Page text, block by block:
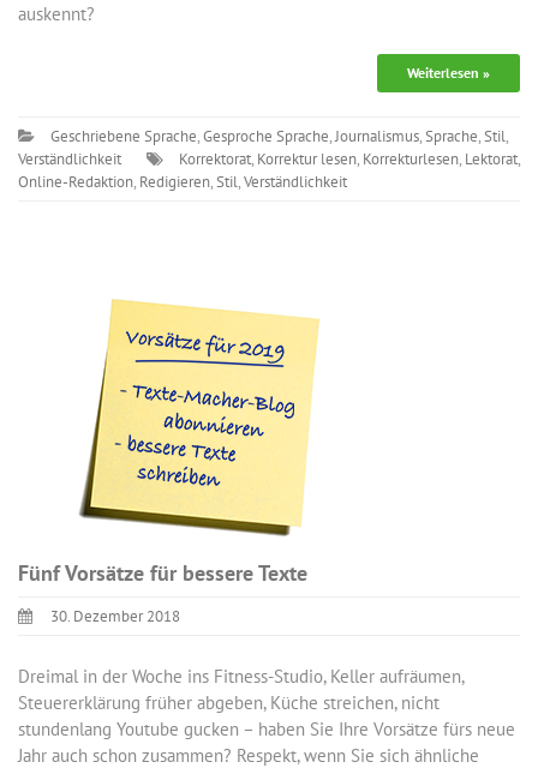
auskennt?
Weiterlesen »
Geschriebene Sprache,Gesproche Sprache,Journalismus,Sprache,Stil,
Verständlichkeit
Korrektorat, Korrektur lesen, Korrekturlesen, Lektorat,
Online-Redaktion, Redigieren,Stil,Verständlichkeit
Fünf Vorsätze für bessere Texte
30. Dezember 2018
Dreimal in der Woche ins Fitness-Studio, Keller aufräumen,
Steuererklärung früher abgeben, Küche streichen, nicht
stundenlang Youtube gucken – haben Sie Ihre Vorsätze fürs neue
Jahr auch schon zusammen? Respekt, wenn Sie sich ähnliche